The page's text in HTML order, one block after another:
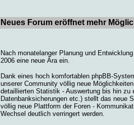
Neues Forum eröffnet mehr
Nach monatelanger Planung und
2006 eine neue Ära ein.
Dank eines hoch komfortablen phpBB-
unserer Community völlig neue
detaillierten Statistik - Auswertung bis hin zu
Datenbanksicherungen etc.) stellt das neue
völlig neue Plattform der Foren -
Wechsel deutlich verringert werden.